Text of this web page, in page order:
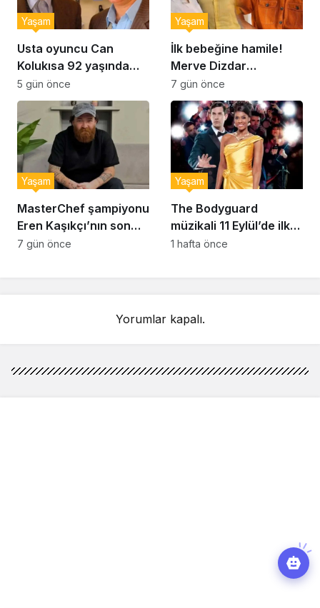
Usta oyuncu Can
Kolukısa 92 yaşında
hayatını kaybetti
Yaşam
5 gün önce
İlk bebeğine hamile!
Merve Dizdar
sessizliğini bozdu: ‘İsim
bulmak çok zor’
Yaşam
7 gün önce
MasterChef şampiyonu
Eren Kaşıkçı’nın son
anlarındaki kahreden
Yaşam
7 gün önce
The Bodyguard
müzikali 11 Eylül’de ilk
kez Türkiye’de
Yaşam
1 hafta önce
Yorumlar kapalı.